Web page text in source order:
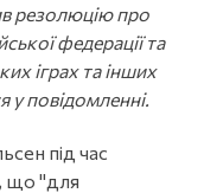
резолюцію про
федерації та
іграх та інших
у повідомленні.
під час
що "для